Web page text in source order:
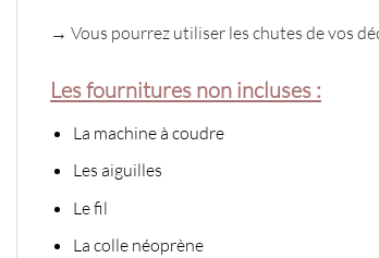
→ Vous pourrez utiliser les chutes de vos
Les fournitures non incluses :
La machine à coudre
Les aiguilles
Le fil
La colle néoprène